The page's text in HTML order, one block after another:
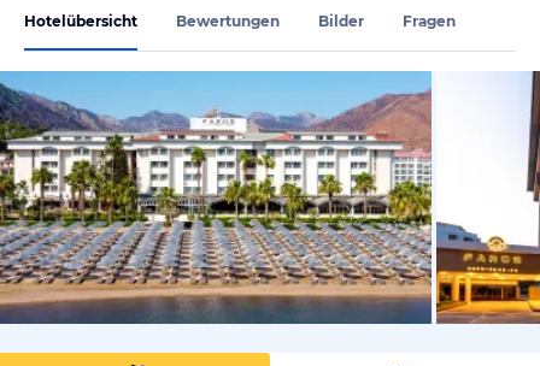
Hotelübersicht Bewertungen Bilder Fragen
vom